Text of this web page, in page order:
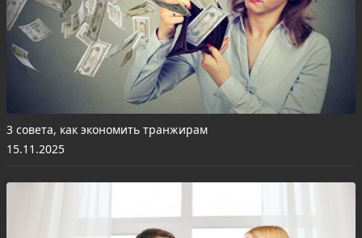
3 совета, как экономить транжирам
15.11.2025